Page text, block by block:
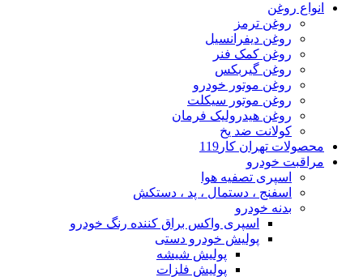
انواع روغن
روغن ترمز
روغن دیفرانسیل
روغن کمک فنر
روغن گیربکس
روغن موتور خودرو
روغن موتور سیکلت
روغن هیدرولیک فرمان
کولانت ضد یخ
محصولات تهران کار119
مراقبت خودرو
اسپری تصفیه هوا
اسفنج ، دستمال ، پد ، دستکش
بدنه خودرو
اسپری واکس براق کننده رنگ خودرو
پولیش خودرو دستی
پولیش شیشه
پولیش فلزات